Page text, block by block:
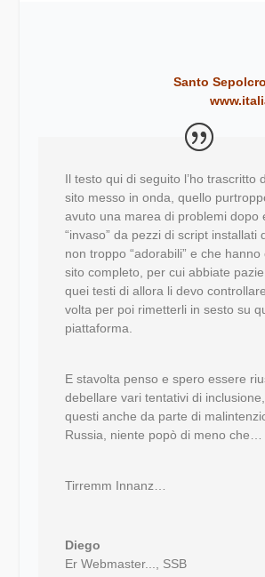
Santo
Il testo qui di seguito l’ho trascritto
sito messo in onda, quello
avuto una marea di problemi dopo
“invaso” da pezzi di script installati
non troppo “adorabili” e che hanno
sito completo, per cui abbiate
quei testi di allora li devo
volta per poi rimetterli in sesto su
piattaforma.
E stavolta penso e spero essere
debellare vari tentativi di
questi anche da parte di
Russia, niente popò di meno che…
Tirremm Innanz…
Diego
Er Webmaster..., SSB